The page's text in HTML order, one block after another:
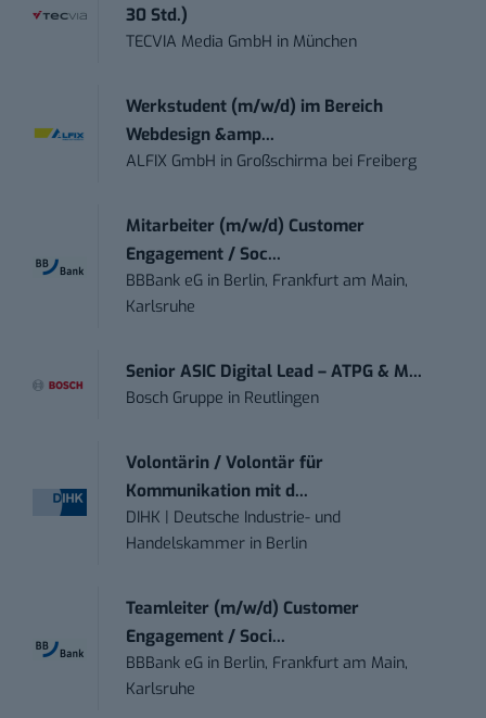
30 Std.)
TECVIA Media GmbH in München
Werkstudent (m/w/d) im Bereich
Webdesign &amp...
ALFIX GmbH in Großschirma bei Freiberg
Mitarbeiter (m/w/d) Customer
Engagement / Soc...
BBBank eG in Berlin, Frankfurt am Main,
Karlsruhe
Senior ASIC Digital Lead – ATPG & M...
Bosch Gruppe in Reutlingen
Volontärin / Volontär für
Kommunikation mit d...
DIHK | Deutsche Industrie- und
Handelskammer in Berlin
Teamleiter (m/w/d) Customer
Engagement / Soci...
BBBank eG in Berlin, Frankfurt am Main,
Karlsruhe